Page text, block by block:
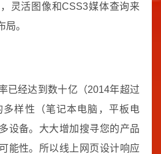
灵活图像和CSS3媒体查询来
。
已经达到数十亿（2014年超过
多样性（笔记本电脑，平板电
设备。大大增加搜寻您的产品
能性。所以线上网页设计响应